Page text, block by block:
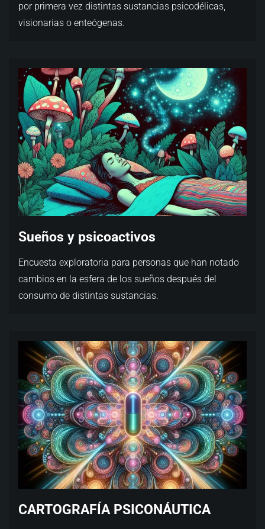
por primera vez distintas sustancias psicodélicas,
visionarias o enteógenas.
Sueños y psicoactivos
Encuesta exploratoria para personas que han notado
cambios en la esfera de los sueños después del
consumo de distintas sustancias.
CARTOGRAFÍA PSICONÁUTICA